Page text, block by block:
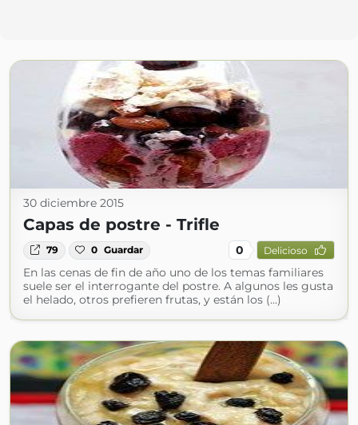
30 diciembre 2015
Capas de postre - Trifle
79 0 Guardar 0 Delicioso
En las cenas de fin de año uno de los temas familiares
suele ser el interrogante del postre. A algunos les gusta
el helado, otros prefieren frutas, y están los (...)